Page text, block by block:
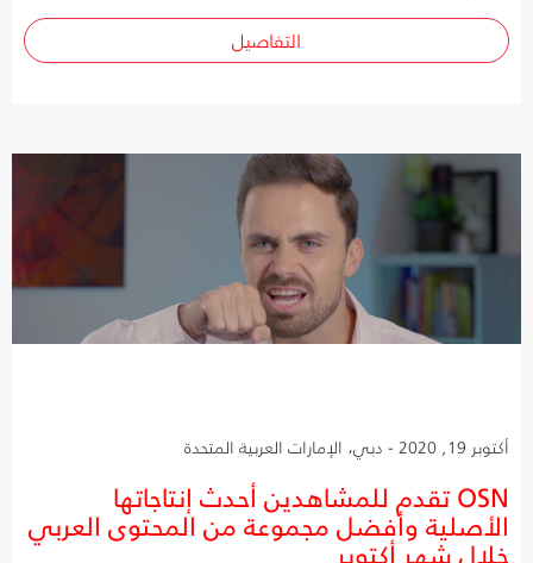
التفاصيل
أكتوبر 19, 2020 - دبي، الإمارات العربية المتحدة
OSN تقدم للمشاهدين أحدث إنتاجاتها
الأصلية وأفضل مجموعة من المحتوى العربي